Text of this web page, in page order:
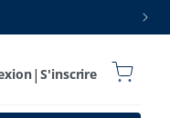
|S'inscrire Panier